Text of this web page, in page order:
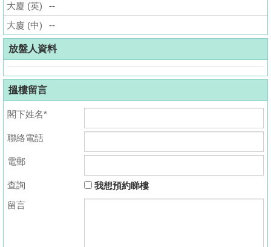
地
產
博
客
地
產
聞
數
據
佈
大廈 (英)
--
大廈 (中)
--
放盤人資料
搵樓留言
閣下姓名*
聯絡電話
電郵
查詢
我想預約睇樓
留言